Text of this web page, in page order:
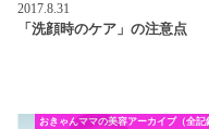
2017.8.31
「洗顔時のケア」の注意点
おきゃんママの美容アーカイブ（全記